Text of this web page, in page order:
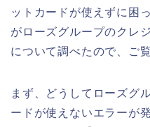
ットカードが使えずに困
がローズグループのクレ
について調べたので、ご
まず、どうしてローズグ
ードが使えないエラーが